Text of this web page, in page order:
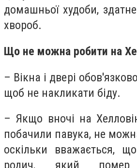
домашньої худоби, здатне
хвороб.
Що не можна робити на
– Вікна і двері
щоб не накликати біду.
– Якщо вночі на
побачили павука, не
оскільки вважається,
родич, який помер